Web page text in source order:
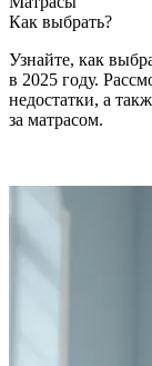
Как выбрать?
Узнайте, как
в 2025 году.
недостатки, а
за матрасом.